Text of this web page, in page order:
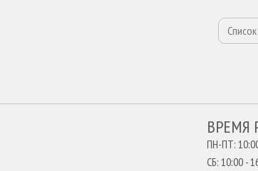
ВРЕМЯ
ПН-ПТ:
СБ: 10:00 -